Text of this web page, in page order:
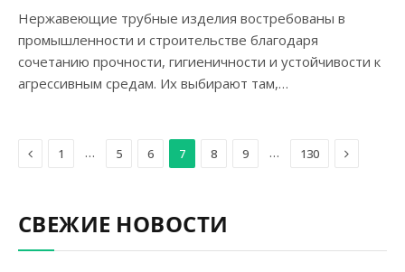
Нержавеющие трубные изделия востребованы в
промышленности и строительстве благодаря
сочетанию прочности, гигиеничности и устойчивости к
агрессивным средам. Их выбирают там,…
Previous
1 … 5 6 7 8 9 … 130 Next
СВЕЖИЕ НОВОСТИ